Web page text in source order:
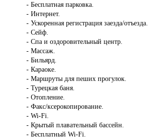
- Бесплатная парковка.
- Интернет.
- Ускоренная регистрация заезда/отъезда.
- Сейф.
- Спа и оздоровительный центр.
- Массаж.
- Бильярд.
- Караоке.
- Маршруты для пеших прогулок.
- Турецкая баня.
- Отопление.
- Факс/ксерокопирование.
- Wi-Fi.
- Крытый плавательный бассейн.
- Бесплатный Wi-Fi.